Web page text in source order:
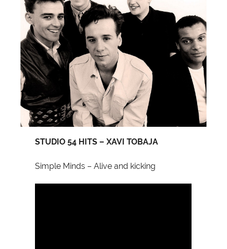
STUDIO 54 HITS – XAVI TOBAJA
Simple Minds – Alive and kicking